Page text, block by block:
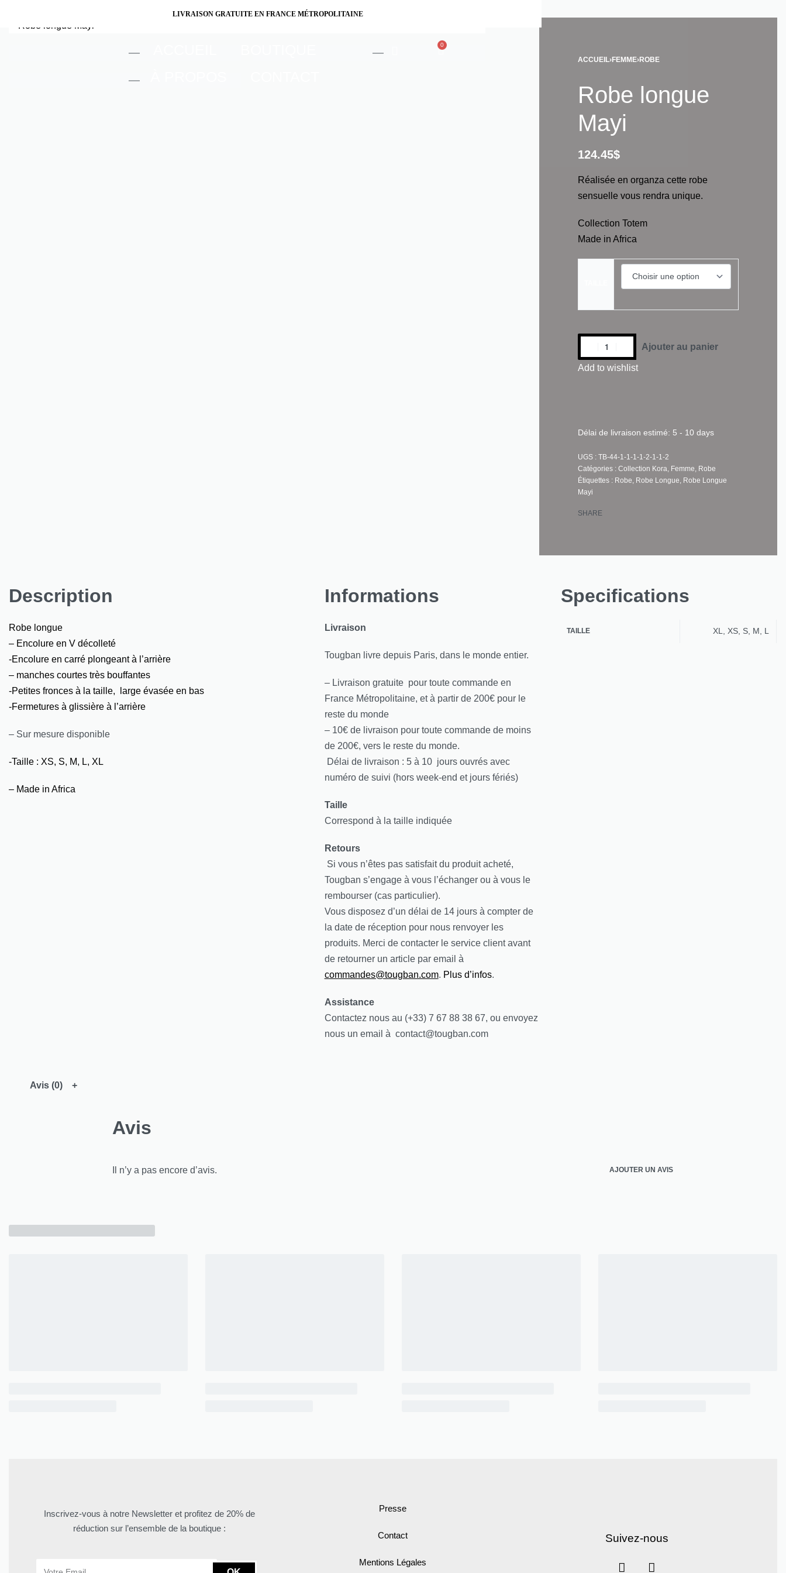
LIVRAISON GRATUITE EN FRANCE MÉTROPOLITAINE
0
ACCUEIL›FEMME›ROBE
Robe longue
Mayi
124.45$
Réalisée en organza cette robe
sensuelle vous rendra unique.
Collection Totem
Made in Africa
Ajouter au panier
Add to wishlist
Délai de livraison estimé: 5 - 10 days
TB-44-1-1-1-1-2-1-1-2
Catégories : Collection Kora, Femme, Robe
Étiquettes : Robe, Robe Longue, Robe Longue
Mayi
SHARE
Description
Robe longue
– Encolure en V décolleté
-Encolure en carré plongeant à l’arrière
– manches courtes très bouffantes
-Petites fronces à la taille, large évasée en bas
-Fermetures à glissière à l’arrière
– Sur mesure disponible
-Taille : XS, S, M, L, XL
– Made in Africa
Informations
Livraison
Tougban livre depuis Paris, dans le monde entier.
– Livraison gratuite pour toute commande en
France Métropolitaine, et à partir de 200€ pour le
reste du monde
– 10€ de livraison pour toute commande de moins
de 200€, vers le reste du monde.
Délai de livraison : 5 à 10 jours ouvrés avec
numéro de suivi (hors week-end et jours fériés)
Taille
Correspond à la taille indiquée
Retours
Si vous n’êtes pas satisfait du produit acheté,
Tougban s’engage à vous l’échanger ou à vous le
rembourser (cas particulier).
Vous disposez d’un délai de 14 jours à compter de
la date de réception pour nous renvoyer les
produits. Merci de contacter le service client avant
de retourner un article par email à
commandes@tougban.com. Plus d’infos.
Assistance
Contactez nous au (+33) 7 67 88 38 67, ou envoyez
nous un email à contact@tougban.com
Specifications
TAILLE XL, XS, S, M, L
Avis (0)
Avis
Il n’y a pas encore d’avis. AJOUTER UN AVIS
Inscrivez-vous à notre Newsletter et profitez de 20% de
réduction sur l’ensemble de la boutique :
Presse
Contact
Mentions Légales
Suivez-nous